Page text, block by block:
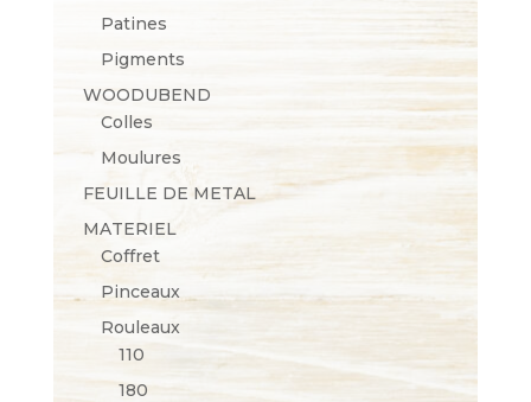
Patines
Pigments
WOODUBEND
Colles
Moulures
FEUILLE DE METAL
MATERIEL
Coffret
Pinceaux
Rouleaux
110
180